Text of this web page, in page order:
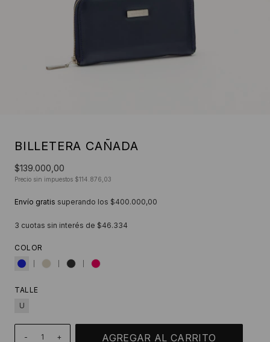
BILLETERA CAÑADA
$139.000,00
Precio sin impuestos $114.876,03
Envío gratis superando los $400.000,00
3 cuotas sin interés de $46.334
COLOR
TALLE
U
- +